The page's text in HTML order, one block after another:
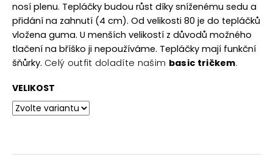
nosí plenu. Tepláčky budou růst díky sníženému sedu a
přidání na zahnutí (4 cm). Od velikosti 80 je do tepláčků
vložena guma. U menších velikostí z důvodů možného
tlačení na bříško ji nepoužíváme. Tepláčky mají funkční
šňůrky. Celý outfit doladíte našim basic tričkem.
VELIKOST
D
o
p
o
r
č
u
j
e